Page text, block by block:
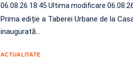
06.08.26 18:45 Ultima modificare
Prima ediție a Taberei Urbane de la
inaugurată…
ACTUALITATE